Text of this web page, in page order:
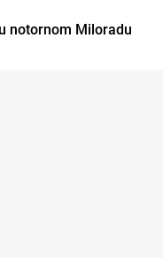
notornom Miloradu